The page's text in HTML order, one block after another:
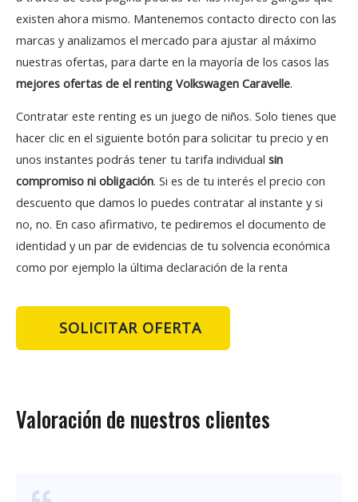
existen ahora mismo. Mantenemos contacto directo con las
marcas y analizamos el mercado para ajustar al máximo
nuestras ofertas, para darte en la mayoría de los casos las
mejores ofertas de el renting Volkswagen Caravelle.
Contratar este renting es un juego de niños. Solo tienes que
hacer clic en el siguiente botón para solicitar tu precio y en
unos instantes podrás tener tu tarifa individual sin
compromiso ni obligación. Si es de tu interés el precio con
descuento que damos lo puedes contratar al instante y si
no, no. En caso afirmativo, te pediremos el documento de
identidad y un par de evidencias de tu solvencia económica
como por ejemplo la última declaración de la renta
SOLICITAR OFERTA
Valoración de nuestros clientes